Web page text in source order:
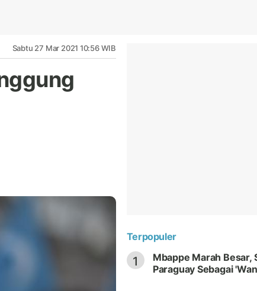
Sabtu 27 Mar 2021 10:56 WIB
Terpopuler
1
Mbappe Marah Besar,
Paraguay Sebagai